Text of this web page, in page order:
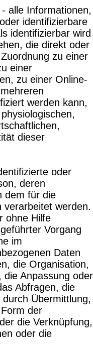
- alle Informationen,
identifizierbare
identifizierbar wird
die direkt oder
zu einer
einer
zu einer Online-
werden kann,
dieser
oder
deren
dem für die
verarbeitet werden.
ohne Hilfe
Vorgang
im
Daten
die Organisation,
Anpassung oder
Abfragen, die
Übermittlung,
der
die Verknüpfung,
oder die